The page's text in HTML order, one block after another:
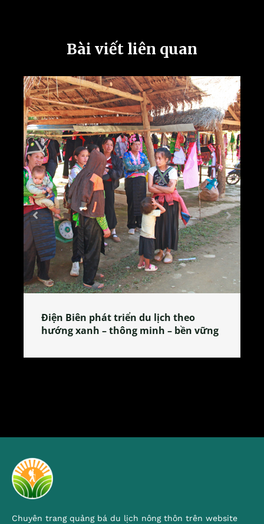
Bài viết liên quan
Làng làm bánh tẻ Phú Nhi – nơi lan
tỏa đặc sản xứ Đoài
Chuyên trang quảng bá du lịch nông thôn trên website